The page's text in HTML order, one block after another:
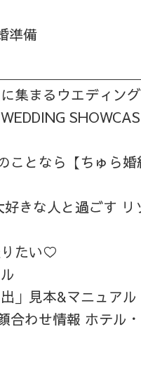
準備
集まるウエディン
ことなら【ちゅら
きな人と過ごす
りたい♡
」見本&マニュアル
合わせ情報 ホテル